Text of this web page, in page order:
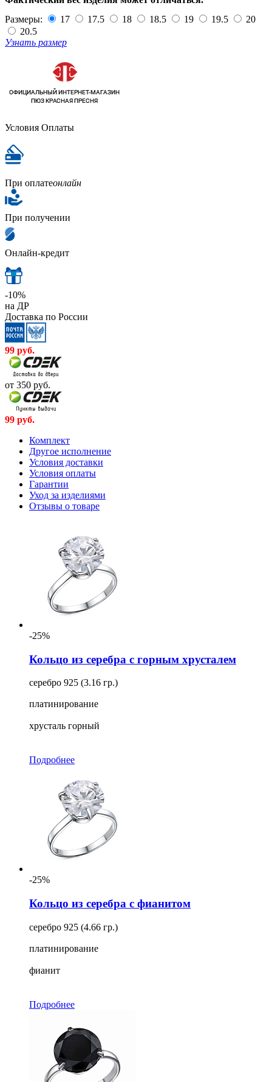
Размеры:
17 17.5 18 18.5 19 19.5
20
20.5
Узнать размер
Условия Оплаты
При оплатеонлайн
При получении
Онлайн-кредит
-10%
на ДР
Доставка по России
99 руб.
от 350 руб.
99 руб.
Комплект
Другое исполнение
Условия доставки
Условия оплаты
Гарантии
Уход за изделиями
Отзывы о товаре
-25%
Кольцо из серебра с горным хрусталем
серебро 925 (3.16 гр.)
платинирование
хрусталь горный
Подробнее
-25%
Кольцо из серебра с фианитом
серебро 925 (4.66 гр.)
платинирование
фианит
Подробнее